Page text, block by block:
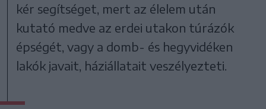
kér segítséget, mert az élelem után
kutató medve az erdei utakon túrázók
épségét, vagy a domb- és hegyvidéken
lakók javait, háziállatait veszélyezteti.